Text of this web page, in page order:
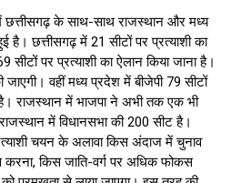
छत्तीसगढ़ के साथ-साथ राजस्थान और मध्य
है। छत्तीसगढ़ में 21 सीटों पर प्रत्याशी का
सीटों पर प्रत्याशी का ऐलान किया जाना है।
वहीं मध्य प्रदेश में बीजेपी 79 सीटों
है। राजस्थान में भाजपा ने अभी तक एक भी
में विधानसभा की 200 सीट है।
चयन के अलावा किस अंदाज में चुनाव
किस जाति-वर्ग पर अधिक फोकस